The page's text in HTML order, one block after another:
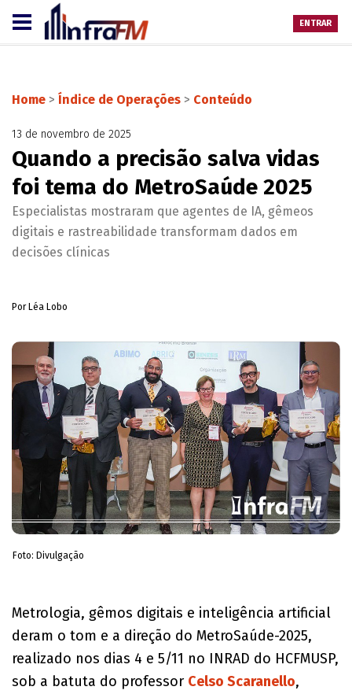
ENTRAR
Home > Índice de Operações > Conteúdo
13 de novembro de 2025
Quando a precisão salva vidas
foi tema do MetroSaúde 2025
Especialistas mostraram que agentes de IA, gêmeos
digitais e rastreabilidade transformam dados em
decisões clínicas
Por Léa Lobo
Foto: Divulgação
Metrologia, gêmos digitais e inteligência artificial
deram o tom e a direção do MetroSaúde-2025,
realizado nos dias 4 e 5/11 no INRAD do HCFMUSP,
sob a batuta do professor Celso Scaranello,